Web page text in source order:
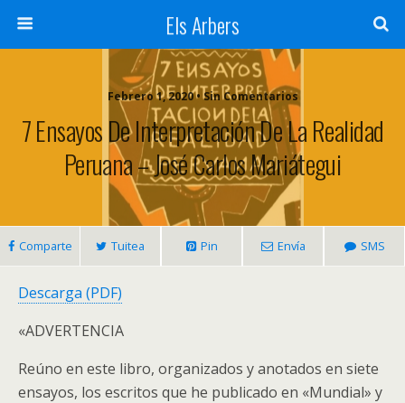
Els Arbers
Febrero 1, 2020 • Sin Comentarios
7 Ensayos De Interpretación De La Realidad
Peruana – José Carlos Mariátegui
Comparte Tuitea Pin Envía SMS
Descarga (PDF)
«ADVERTENCIA
Reúno en este libro, organizados y anotados en siete
ensayos, los escritos que he publicado en «Mundial» y